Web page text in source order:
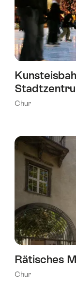
Chur
Rätisches
Chur